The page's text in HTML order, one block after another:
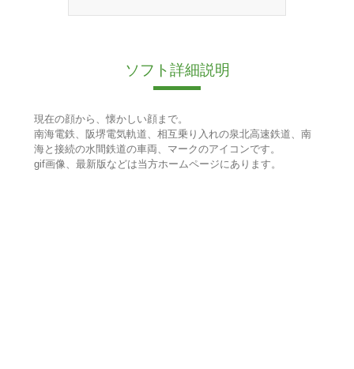
ソフト詳細説明
現在の顔から、懐かしい顔まで。
南海電鉄、阪堺電気軌道、相互乗り入れの泉北高速鉄道、南
海と接続の水間鉄道の車両、マークのアイコンです。
gif画像、最新版などは当方ホームページにあります。